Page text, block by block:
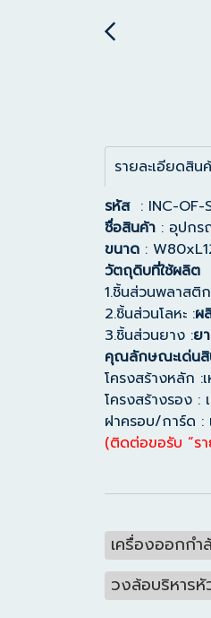
รายละเอียดสิน
รหัส: INC-OF-
ชื่อสินค้า : อุปกร
ขนาด :
วัตถุดิบที่ใช้ผลิต
1.ชิ้นส่วนพลาสติ
2.ชิ้นส่วนโลหะ :ผ
3.ชิ้นส่วนยาง :ย
คุณลักษณะเด่นสิ
โครงสร้างหลัก :
โครงสร้างรอง :
ฝาครอบ/การ์ด :
(ติดต่อขอรับ “ร
เครื่องออกกำ
วงล้อบริหาร